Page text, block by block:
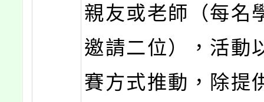
親友或老師（每名
邀請二位），活動
賽方式推動，除提